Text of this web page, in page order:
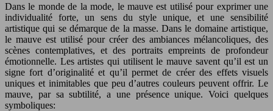
Dans le monde de la mode, le mauve est utilisé pour exprimer une
individualité forte, un sens du style unique, et une sensibilité
artistique qui se démarque de la masse. Dans le domaine artistique,
le mauve est utilisé pour créer des ambiances mélancoliques, des
scènes contemplatives, et des portraits empreints de profondeur
émotionnelle. Les artistes qui utilisent le mauve savent qu’il est un
signe fort d’originalité et qu’il permet de créer des effets visuels
uniques et inimitables que peu d’autres couleurs peuvent offrir. Le
mauve, par sa subtilité, a une présence unique. Voici quelques
symboliques: